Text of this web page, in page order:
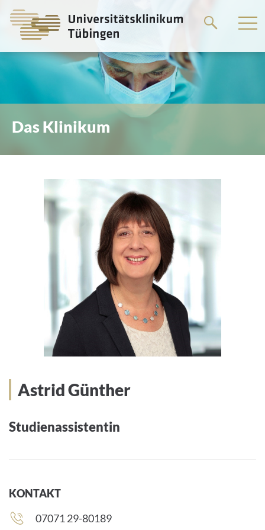
zum
Das Klinikum
Astrid Günther
Studienassistentin
KONTAKT
Telefonnummer:
07071 29-80189